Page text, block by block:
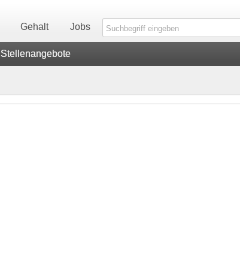
Gehalt Jobs
Stellenangebote